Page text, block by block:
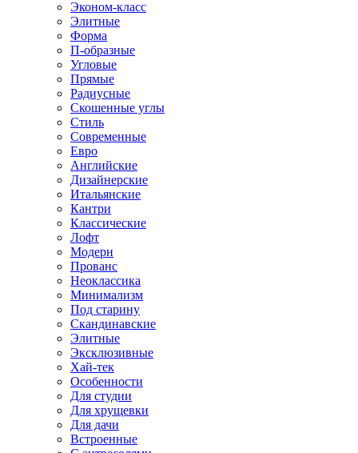
Эконом-класс
Элитные
Форма
П-образные
Угловые
Прямые
Радиусные
Скошенные углы
Стиль
Современные
Евро
Английские
Дизайнерские
Итальянские
Кантри
Классические
Лофт
Модерн
Прованс
Неоклассика
Минимализм
Под старину
Скандинавские
Элитные
Эксклюзивные
Хай-тек
Особенности
Для студии
Для хрущевки
Для дачи
Встроенные